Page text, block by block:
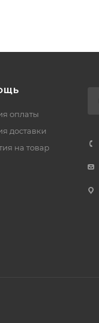
оплаты
доставки
на товар